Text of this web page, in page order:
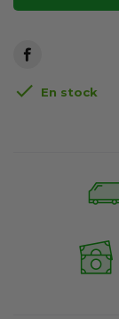
 En stock